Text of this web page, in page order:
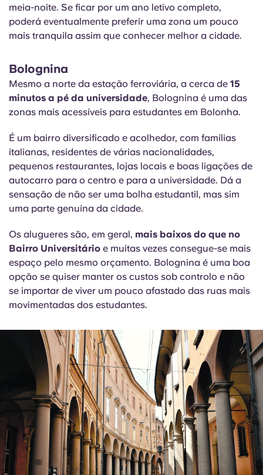
meia-noite. Se ficar por um ano letivo completo,
poderá eventualmente preferir uma zona um pouco
mais tranquila assim que conhecer melhor a cidade.
Bolognina
Mesmo a norte da estação ferroviária, a cerca de 15
minutos a pé da universidade, Bolognina é uma das
zonas mais acessíveis para estudantes em Bolonha.
É um bairro diversificado e acolhedor, com famílias
italianas, residentes de várias nacionalidades,
pequenos restaurantes, lojas locais e boas ligações de
autocarro para o centro e para a universidade. Dá a
sensação de não ser uma bolha estudantil, mas sim
uma parte genuína da cidade.
Os alugueres são, em geral, mais baixos do que no
Bairro Universitário e muitas vezes consegue-se mais
espaço pelo mesmo orçamento. Bolognina é uma boa
opção se quiser manter os custos sob controlo e não
se importar de viver um pouco afastado das ruas mais
movimentadas dos estudantes.